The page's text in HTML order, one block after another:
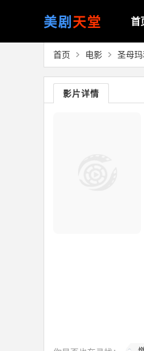
美剧天堂 首
首页 电影 圣母
影片详情